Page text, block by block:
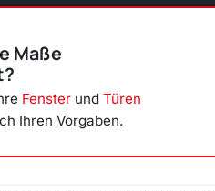
Maße
Fenster und Türen
Ihren Vorgaben.